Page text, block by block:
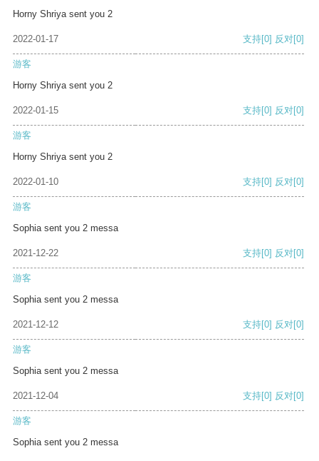
Horny Shriya sent you 2
2022-01-17 支持[0] 反对[0]
游客
Horny Shriya sent you 2
2022-01-15 支持[0] 反对[0]
游客
Horny Shriya sent you 2
2022-01-10 支持[0] 反对[0]
游客
Sophia sent you 2 messa
2021-12-22 支持[0] 反对[0]
游客
Sophia sent you 2 messa
2021-12-12 支持[0] 反对[0]
游客
Sophia sent you 2 messa
2021-12-04 支持[0] 反对[0]
游客
Sophia sent you 2 messa